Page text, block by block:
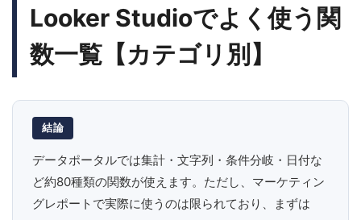
Looker Studioでよく使う関
数一覧【カテゴリ別】
結論
データポータルでは集計・文字列・条件分岐・日付な
ど約80種類の関数が使えます。ただし、マーケティン
グレポートで実際に使うのは限られており、まずは